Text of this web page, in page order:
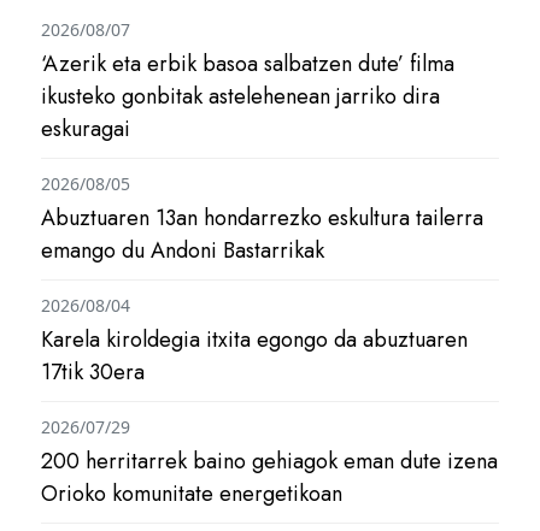
‘Azerik eta erbik basoa salbatzen dute’ filma
ikusteko gonbitak astelehenean jarriko dira
eskuragai
2026/08/07
Abuztuaren 13an hondarrezko eskultura tailerra
emango du Andoni Bastarrikak
2026/08/05
Karela kiroldegia itxita egongo da abuztuaren
17tik 30era
2026/08/04
200 herritarrek baino gehiagok eman dute izena
Orioko komunitate energetikoan
2026/07/29